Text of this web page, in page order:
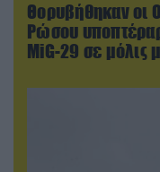
Θορυβήθηκαν οι
Ρώσου
MiG-29 σε μόλις